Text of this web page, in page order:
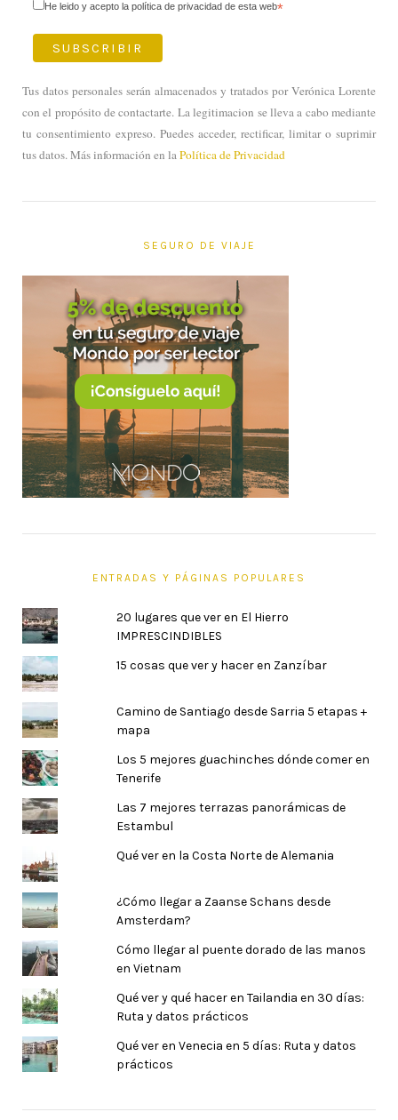
He leido y acepto la política de privacidad de esta web*
Tus datos personales serán almacenados y tratados por Verónica Lorente
con el propósito de contactarte. La legitimacion se lleva a cabo mediante
tu consentimiento expreso. Puedes acceder, rectificar, limitar o suprimir
tus datos. Más información en laPolítica de Privacidad
SEGURO DE VIAJE
ENTRADAS Y PÁGINAS POPULARES
20 lugares que ver en El Hierro
IMPRESCINDIBLES
15 cosas que ver y hacer en Zanzíbar
Camino de Santiago desde Sarria 5 etapas +
mapa
Los 5 mejores guachinches dónde comer en
Tenerife
Las 7 mejores terrazas panorámicas de
Estambul
Qué ver en la Costa Norte de Alemania
¿Cómo llegar a Zaanse Schans desde
Amsterdam?
Cómo llegar al puente dorado de las manos
en Vietnam
Qué ver y qué hacer en Tailandia en 30 días:
Ruta y datos prácticos
Qué ver en Venecia en 5 días: Ruta y datos
prácticos